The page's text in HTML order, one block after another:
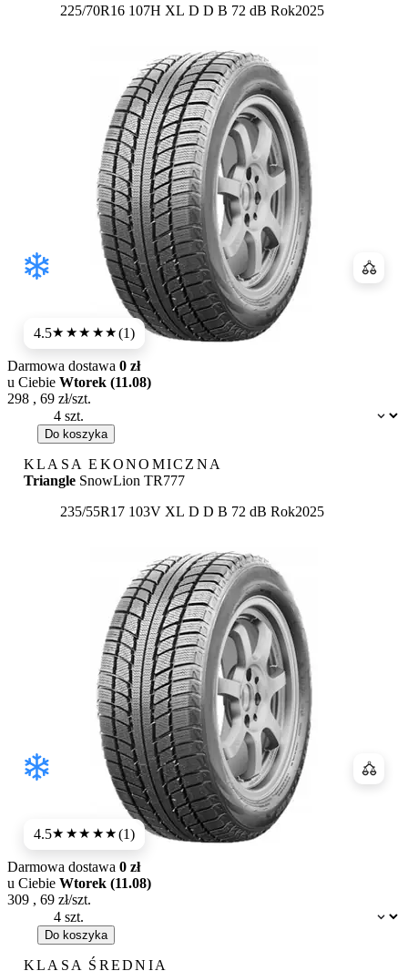
225/70R16 107H XL Etykieta:
D D B 72 dB Rok2025
4.5★★★★★(1)
Dostępność:
Darmowa dostawa 0 zł
u Ciebie Wtorek (11.08)
298 , 69 zł/szt.
Do koszyka
KLASA EKONOMICZNA
Triangle SnowLion TR777
235/55R17 103V XL Etykieta:
D D B 72 dB Rok2025
4.5★★★★★(1)
Dostępność:
Darmowa dostawa 0 zł
u Ciebie Wtorek (11.08)
309 , 69 zł/szt.
Do koszyka
KLASA ŚREDNIA